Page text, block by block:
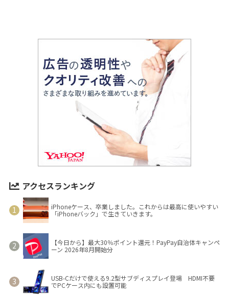
アクセスランキング
iPhoneケース、卒業しました。これからは最高に使いやすい
「iPhoneバック」で生きていきます。
【今日から】最大30％ポイント還元！PayPay自治体キャンペ
ーン 2026年8月開始分
USB-Cだけで使える9.2型サブディスプレイ登場 HDMI不要
でPCケース内にも設置可能